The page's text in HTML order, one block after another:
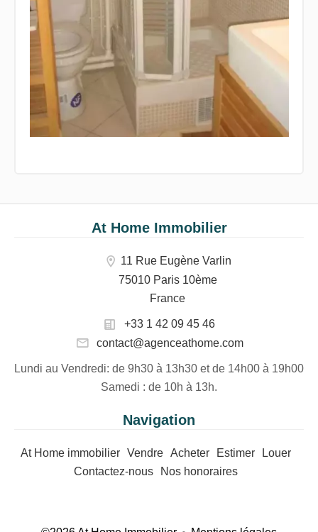
At Home Immobilier
11 Rue Eugène Varlin
75010 Paris 10ème
France
+33 1 42 09 45 46
contact@agenceathome.com
Lundi au Vendredi: de 9h30 à 13h30 et de 14h00 à 19h00
Samedi : de 10h à 13h.
Navigation
At Home immobilier Vendre Acheter Estimer
Louer
Contactez-nous
Nos honoraires